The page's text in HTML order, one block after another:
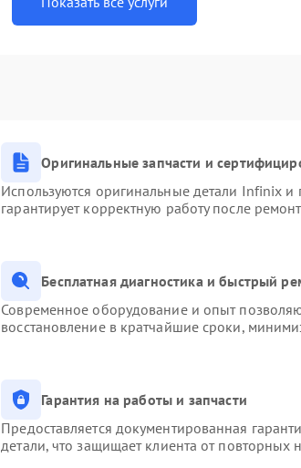
Оригинальные запчасти и
Используются оригинальные детали Infinix
гарантирует корректную работу после
Бесплатная диагностика и быстрый
Современное оборудование и опыт
восстановление в кратчайшие сроки,
Гарантия на работы и запчасти
Предоставляется документированная
детали, что защищает клиента от повторных